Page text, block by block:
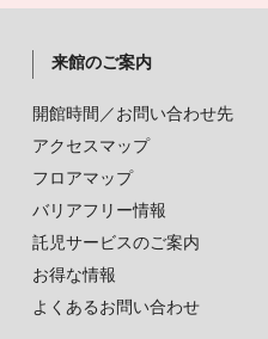
来館のご案内
開館時間／お問い合わせ先
アクセスマップ
フロアマップ
バリアフリー情報
託児サービスのご案内
お得な情報
よくあるお問い合わせ